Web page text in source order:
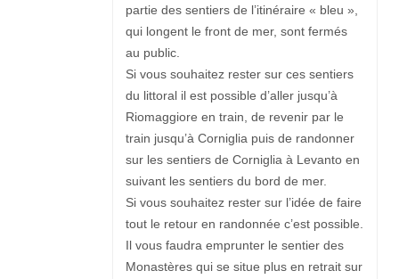
partie des sentiers de l’itinéraire « bleu »,
qui longent le front de mer, sont fermés
au public.
Si vous souhaitez rester sur ces sentiers
du littoral il est possible d’aller jusqu’à
Riomaggiore en train, de revenir par le
train jusqu’à Corniglia puis de randonner
sur les sentiers de Corniglia à Levanto en
suivant les sentiers du bord de mer.
Si vous souhaitez rester sur l’idée de faire
tout le retour en randonnée c’est possible.
Il vous faudra emprunter le sentier des
Monastères qui se situe plus en retrait sur